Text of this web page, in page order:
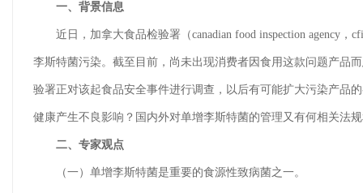
一、背景信息
近日，加拿大食品检验署（canadian food inspection agency，
李斯特菌污染。截至目前，尚未出现消费者因食用这款问题产品
验署正对该起食品安全事件进行调查，以后有可能扩大污染产品
健康产生不良影响？国内外对单增李斯特菌的管理又有何相关法
二、专家观点
（一）单增李斯特菌是重要的食源性致病菌之一。